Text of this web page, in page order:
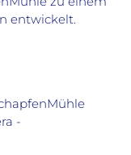
entwickelt.
-